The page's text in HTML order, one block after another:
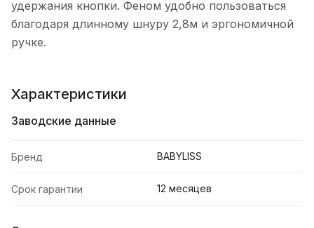
удержания кнопки. Феном удобно пользоваться
благодаря длинному шнуру 2,8м и эргономичной
ручке.
Характеристики
Заводские данные
Бренд BABYLISS
Срок гарантии 12 месяцев